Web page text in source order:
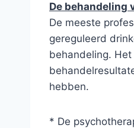
De behandeling
De meeste
gereguleerd
behandeling.
hebben.
* De